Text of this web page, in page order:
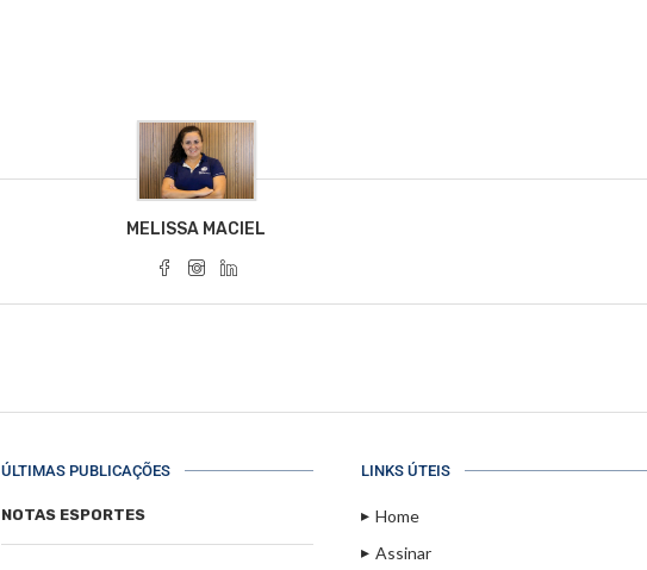
MELISSA MACIEL
ÚLTIMAS PUBLICAÇÕES
NOTAS ESPORTES
LINKS ÚTEIS
Home
Assinar